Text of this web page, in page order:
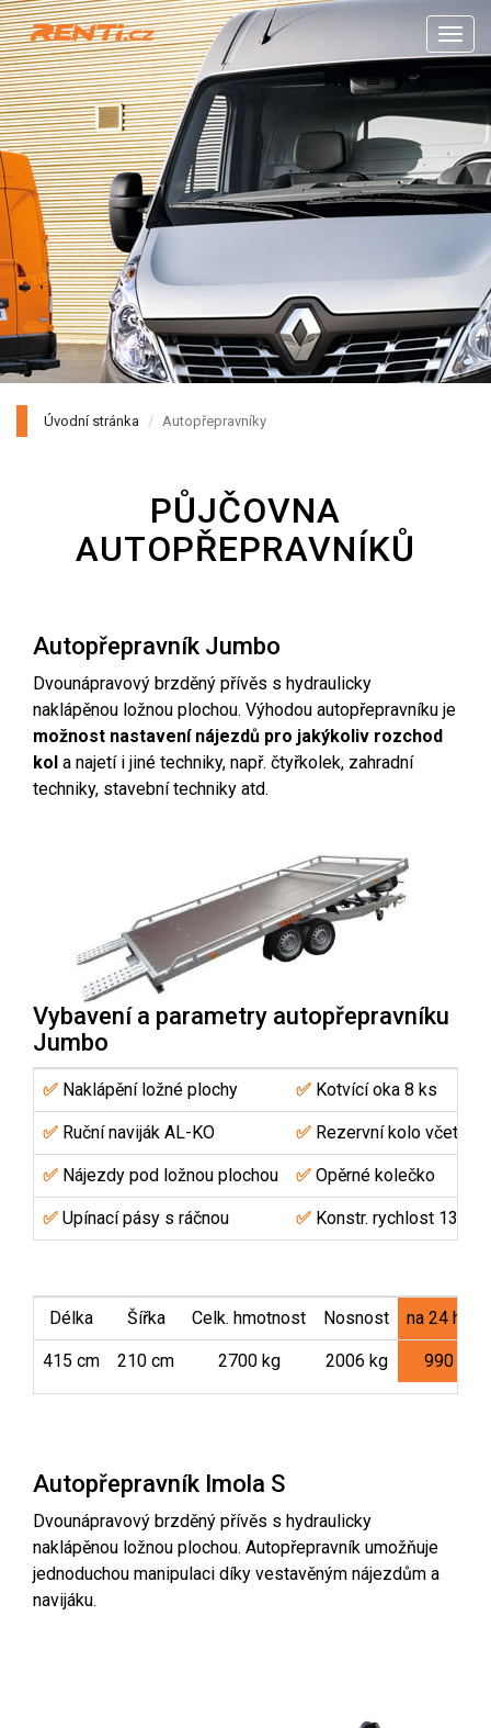
Menu
Úvodní stránka Autopřepravníky
PŮJČOVNA
AUTOPŘEPRAVNÍKŮ
Autopřepravník Jumbo
Dvounápravový brzděný přívěs s hydraulicky
naklápěnou ložnou plochou. Výhodou autopřepravníku je
možnost nastavení nájezdů pro jakýkoliv rozchod
kol a najetí i jiné techniky, např. čtyřkolek, zahradní
techniky, stavební techniky atd.
Vybavení a parametry autopřepravníku
Jumbo
✅ Naklápění ložné plochy ✅ Kotvící oka 8 ks
✅ Ruční naviják AL-KO ✅ Rezervní kolo včetně
✅ Nájezdy pod ložnou plochou ✅ Opěrné kolečko
✅ Upínací pásy s ráčnou ✅ Konstr. rychlost 130
Délka Šířka Celk. hmotnost Nosnost na 24
415 cm 210 cm 2700 kg 2006 kg 990 Kč
Autopřepravník Imola S
Dvounápravový brzděný přívěs s hydraulicky
naklápěnou ložnou plochou. Autopřepravník umožňuje
jednoduchou manipulaci díky vestavěným nájezdům a
navijáku.